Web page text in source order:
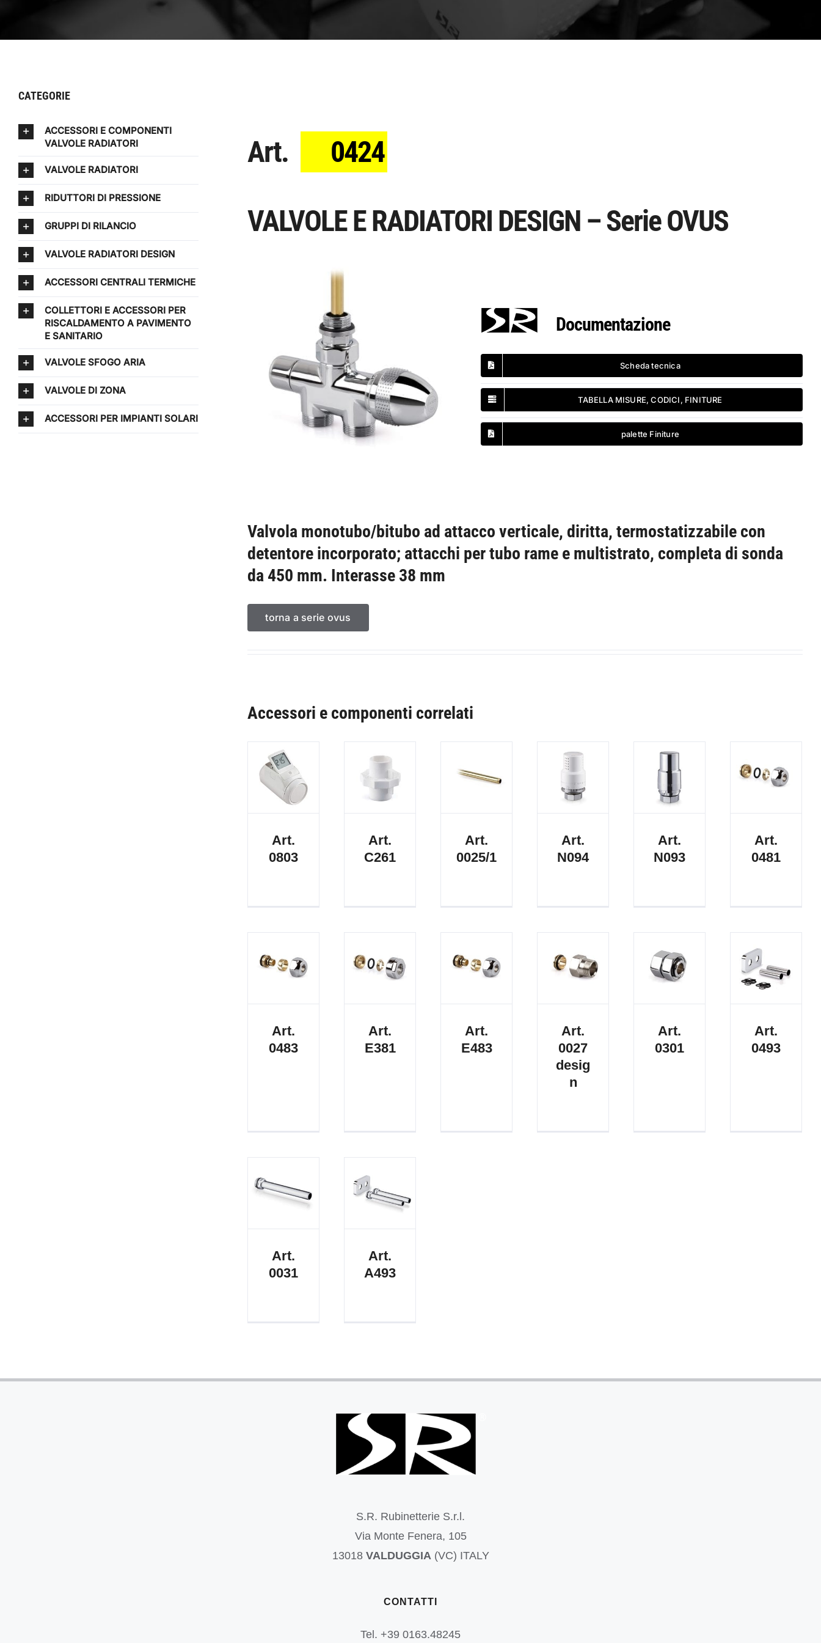
Art.
0424
VALVOLE E RADIATORI DESIGN – Serie OVUS
Documentazione
Scheda tecnica
TABELLA MISURE, CODICI, FINITURE
palette Finiture
Valvola monotubo/bitubo ad attacco verticale, diritta, termostatizzabile con
detentore incorporato; attacchi per tubo rame e multistrato, completa di sonda
da 450 mm. Interasse 38 mm
torna a serie ovus
Accessori e componenti correlati
Art.
0803
Art.
C261
Art.
0025/1
Art.
N094
Art.
N093
Art.
0481
Art.
0483
Art.
E381
Art.
E483
Art.
0027
desig
n
Art.
0301
Art.
0493
Art.
0031
Art.
A493
CATEGORIE
ACCESSORI E COMPONENTI
VALVOLE RADIATORI
VALVOLE RADIATORI
RIDUTTORI DI PRESSIONE
GRUPPI DI RILANCIO
VALVOLE RADIATORI DESIGN
ACCESSORI CENTRALI TERMICHE
COLLETTORI E ACCESSORI PER
RISCALDAMENTO A PAVIMENTO
E SANITARIO
VALVOLE SFOGO ARIA
VALVOLE DI ZONA
ACCESSORI PER IMPIANTI SOLARI
S.R. Rubinetterie S.r.l.
Via Monte Fenera, 105
13018 VALDUGGIA(VC) ITALY
CONTATTI
Tel. +39 0163.48245